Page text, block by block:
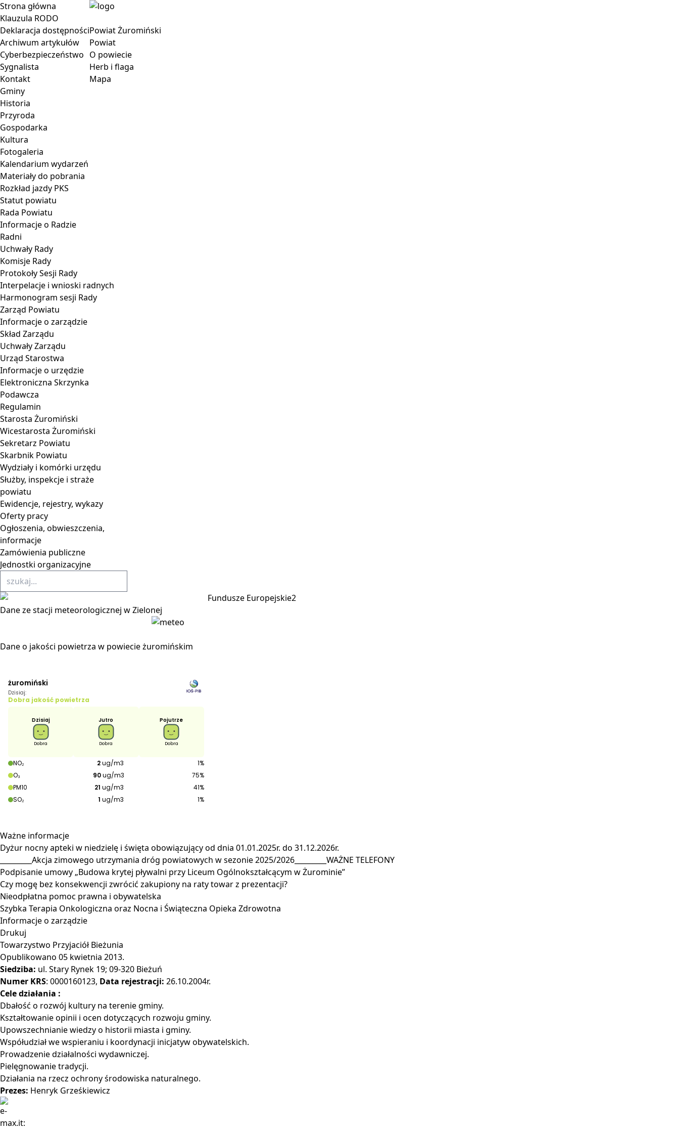
Strona główna
Klauzula RODO
Deklaracja dostępności
Archiwum artykułów
Cyberbezpieczeństwo
Sygnalista
Kontakt
Powiat Żuromiński
Powiat
O powiecie
Herb i flaga
Mapa
Gminy
Historia
Przyroda
Gospodarka
Kultura
Fotogaleria
Kalendarium wydarzeń
Materiały do pobrania
Rozkład jazdy PKS
Statut powiatu
Rada Powiatu
Informacje o Radzie
Radni
Uchwały Rady
Komisje Rady
Protokoły Sesji Rady
Interpelacje i wnioski radnych
Harmonogram sesji Rady
Zarząd Powiatu
Informacje o zarządzie
Skład Zarządu
Uchwały Zarządu
Urząd Starostwa
Informacje o urzędzie
Elektroniczna Skrzynka
Podawcza
Regulamin
Starosta Żuromiński
Wicestarosta Żuromiński
Sekretarz Powiatu
Skarbnik Powiatu
Wydziały i komórki urzędu
Służby, inspekcje i straże
powiatu
Ewidencje, rejestry, wykazy
Oferty pracy
Ogłoszenia, obwieszczenia,
informacje
Zamówienia publiczne
Jednostki organizacyjne
Dane ze stacji meteorologicznej w Zielonej
Dane o jakości powietrza w powiecie żuromińskim
Ważne informacje
Dyżur nocny apteki w niedzielę i święta obowiązujący od dnia 01.01.2025r. do 31.12.2026r.
_________Akcja zimowego utrzymania dróg powiatowych w sezonie 2025/2026_________WAŻNE TELEFONY
Podpisanie umowy „Budowa krytej pływalni przy Liceum Ogólnokształcącym w Żurominie”
Czy mogę bez konsekwencji zwrócić zakupiony na raty towar z prezentacji?
Nieodpłatna pomoc prawna i obywatelska
Szybka Terapia Onkologiczna oraz Nocna i Świąteczna Opieka Zdrowotna
Informacje o zarządzie
Drukuj
Towarzystwo Przyjaciół Bieżunia
Opublikowano 05 kwietnia 2013.
Siedziba: ul. Stary Rynek 19; 09-320 Bieżuń
Numer KRS: 0000160123, Data rejestracji: 26.10.2004r.
Cele działania :
Dbałość o rozwój kultury na terenie gminy.
Kształtowanie opinii i ocen dotyczących rozwoju gminy.
Upowszechnianie wiedzy o historii miasta i gminy.
Współudział we wspieraniu i koordynacji inicjatyw obywatelskich.
Prowadzenie działalności wydawniczej.
Pielęgnowanie tradycji.
Działania na rzecz ochrony środowiska naturalnego.
Prezes: Henryk Grześkiewicz